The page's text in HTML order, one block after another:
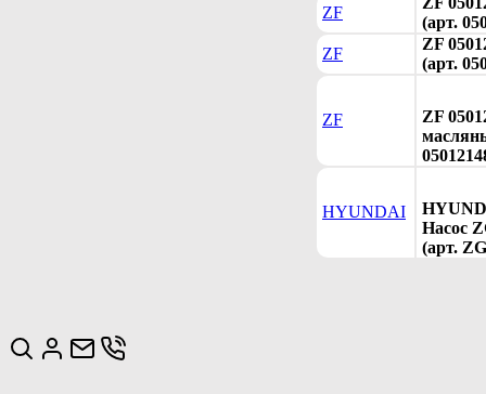
ZF
(арт.
ZF
ZF
(арт.
ZF
ZF
HYUNDAI
Насос
(арт.